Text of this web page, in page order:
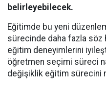
belirleyebilecek.
Eğitimde bu yeni
sürecinde daha fazla söz
eğitim deneyimlerini
öğretmen seçimi süreci
değişiklik eğitim sürecini